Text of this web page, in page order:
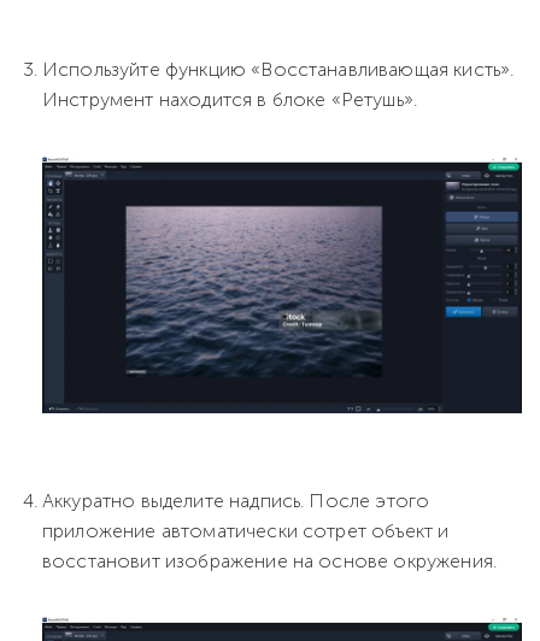
Используйте функцию «Восстанавливающая кисть».
Инструмент находится в блоке «Ретушь».
Аккуратно выделите надпись. После этого
приложение автоматически сотрет объект и
восстановит изображение на основе окружения.